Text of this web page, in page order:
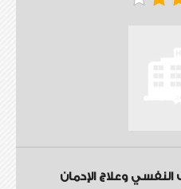
وعلاج الإدمان